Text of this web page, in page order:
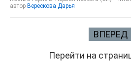
автор Верескова Дарья
ВПЕРЕД
Перейти на